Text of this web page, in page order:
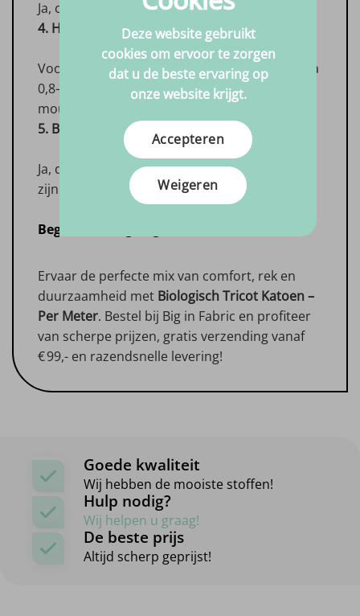
Ja, chemische reiniging is toegestaan.
4. Hoeveel meter heb ik nodig?
Voor een kindertrui maat 104 reken je op circa
0,8–1,0 m, afhankelijk van patroon en
mouwlengte.
5. Blijft de stof rekbaar na langdurig gebruik?
Ja, dankzij de elastaanmix behoudt de jersey
zijn veerkracht.
Begin vandaag nog!
Ervaar de perfecte mix van comfort, rek en
duurzaamheid met Biologisch Tricot Katoen –
Per Meter. Bestel bij Big in Fabric en profiteer
van scherpe prijzen, gratis verzending vanaf
€ 99,- en razendsnelle levering!
Goede kwaliteit
Wij hebben de mooiste stoffen!
Hulp nodig?
Wij helpen u graag!
De beste prijs
Altijd scherp geprijst!
Deze website gebruikt
cookies om ervoor te zorgen
dat u de beste ervaring op
onze website krijgt.
Accepteren
Weigeren